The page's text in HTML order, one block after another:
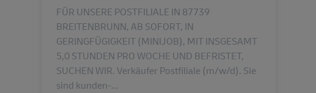
FÜR UNSERE POSTFILIALE IN 87739
BREITENBRUNN, AB SOFORT, IN
GERINGFÜGIGKEIT (MINIJOB), MIT INSGESAMT
5,0 STUNDEN PRO WOCHE UND BEFRISTET,
SUCHEN WIR. Verkäufer Postfiliale (m/w/d). Sie
sind kunden-...